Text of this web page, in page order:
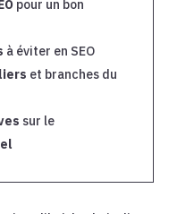
pour un bon
à éviter en SEO
et branches du
sur le